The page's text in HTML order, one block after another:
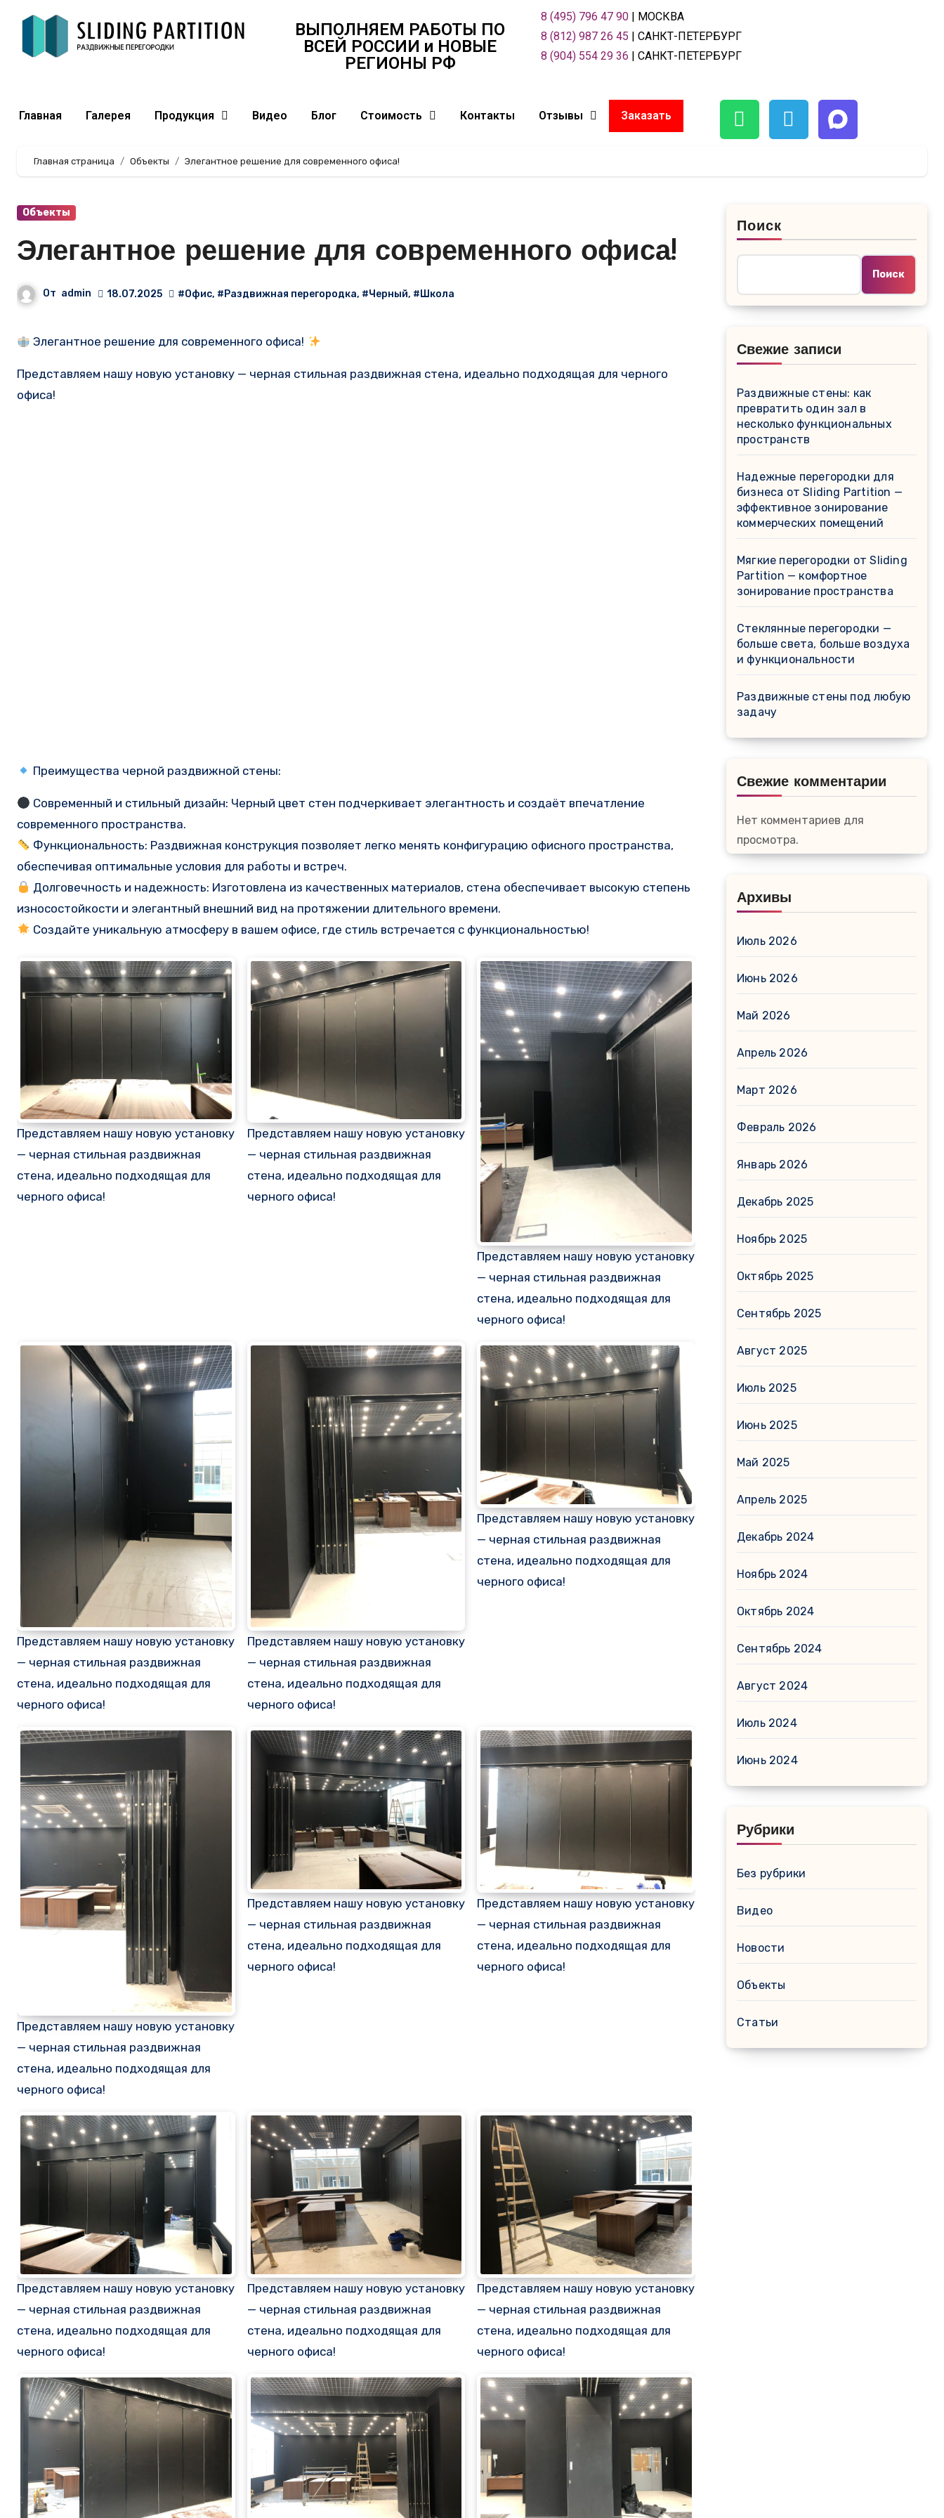
ВЫПОЛНЯЕМ РАБОТЫ ПО
ВСЕЙ РОСCИИ и НОВЫЕ
РЕГИОНЫ РФ
8 (495) 796 47 90| МОСКВА
8 (812) 987 26 45 | САНКТ-ПЕТЕРБУРГ
8 (904) 554 29 36 | САНКТ-ПЕТЕРБУРГ
Главная Галерея Продукция Видео Блог Стоимость Контакты Отзывы Заказать
Главная страница Объекты Элегантное решение для современного офиса!
Объекты
Элегантное решение для современного офиса!
От admin 18.07.2025 #Офис, #Раздвижная перегородка, #Черный, #Школа
Элегантное решение для современного офиса!
Представляем нашу новую установку — черная стильная раздвижная стена, идеально подходящая для черного
офиса!
Преимущества черной раздвижной стены:
Современный и стильный дизайн: Черный цвет стен подчеркивает элегантность и создаёт впечатление
современного пространства.
Функциональность: Раздвижная конструкция позволяет легко менять конфигурацию офисного пространства,
обеспечивая оптимальные условия для работы и встреч.
Долговечность и надежность: Изготовлена из качественных материалов, стена обеспечивает высокую степень
износостойкости и элегантный внешний вид на протяжении длительного времени.
Создайте уникальную атмосферу в вашем офисе, где стиль встречается с функциональностью!
Представляем нашу новую установку
— черная стильная раздвижная
стена, идеально подходящая для
черного офиса!
Представляем нашу новую установку
— черная стильная раздвижная
стена, идеально подходящая для
черного офиса!
Представляем нашу новую установку
— черная стильная раздвижная
стена, идеально подходящая для
черного офиса!
Представляем нашу новую установку
— черная стильная раздвижная
стена, идеально подходящая для
черного офиса!
Представляем нашу новую установку
— черная стильная раздвижная
стена, идеально подходящая для
черного офиса!
Представляем нашу новую установку
— черная стильная раздвижная
стена, идеально подходящая для
черного офиса!
Представляем нашу новую установку
— черная стильная раздвижная
стена, идеально подходящая для
черного офиса!
Представляем нашу новую установку
— черная стильная раздвижная
стена, идеально подходящая для
черного офиса!
Представляем нашу новую установку
— черная стильная раздвижная
стена, идеально подходящая для
черного офиса!
Представляем нашу новую установку
— черная стильная раздвижная
стена, идеально подходящая для
черного офиса!
Представляем нашу новую установку
— черная стильная раздвижная
стена, идеально подходящая для
черного офиса!
Представляем нашу новую установку
— черная стильная раздвижная
стена, идеально подходящая для
черного офиса!
Поиск
Поиск
Свежие записи
Раздвижные стены: как
превратить один зал в
несколько функциональных
пространств
Надежные перегородки для
бизнеса от Sliding Partition —
эффективное зонирование
коммерческих помещений
Мягкие перегородки от Sliding
Partition — комфортное
зонирование пространства
Стеклянные перегородки —
больше света, больше воздуха
и функциональности
Раздвижные стены под любую
задачу
Свежие комментарии
Нет комментариев для
просмотра.
Архивы
Июль 2026
Июнь 2026
Май 2026
Апрель 2026
Март 2026
Февраль 2026
Январь 2026
Декабрь 2025
Ноябрь 2025
Октябрь 2025
Сентябрь 2025
Август 2025
Июль 2025
Июнь 2025
Май 2025
Апрель 2025
Декабрь 2024
Ноябрь 2024
Октябрь 2024
Сентябрь 2024
Август 2024
Июль 2024
Июнь 2024
Рубрики
Без рубрики
Видео
Новости
Объекты
Статьи